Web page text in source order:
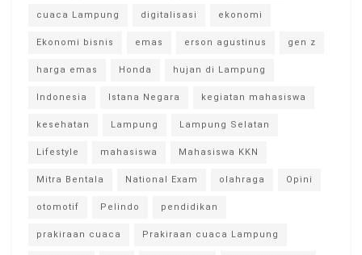
cuaca Lampung digitalisasi ekonomi
Ekonomi bisnis emas erson agustinus gen z
harga emas Honda hujan di Lampung
Indonesia Istana Negara kegiatan mahasiswa
kesehatan Lampung Lampung Selatan
Lifestyle mahasiswa Mahasiswa KKN
Mitra Bentala National Exam olahraga Opini
otomotif Pelindo pendidikan
prakiraan cuaca Prakiraan cuaca Lampung